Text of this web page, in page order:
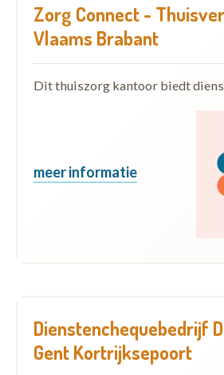
Zorg Connect -
Vlaams Brabant
Dit thuiszorg kantoor biedt
meer informatie
Dienstenchequebedrijf
Gent Kortrijksepoort